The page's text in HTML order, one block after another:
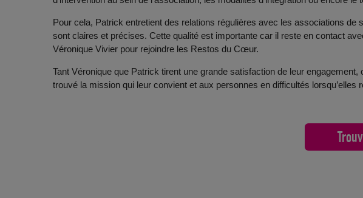
Pour cela, Patrick entretient des relations régulières avec les associations
sont claires et précises. Cette qualité est importante car il reste en contact
Véronique Vivier pour rejoindre les Restos du Cœur.
Tant Véronique que Patrick tirent une grande satisfaction de leur
trouvé la mission qui leur convient et aux personnes en difficultés